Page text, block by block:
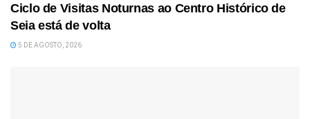
Ciclo de Visitas Noturnas ao Centro Histórico de
Seia está de volta
5 DE AGOSTO, 2026